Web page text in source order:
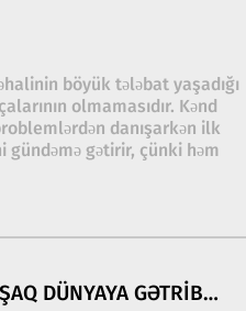
böyük tələbat yaşadığı
olmamasıdır. Kənd
danışarkən ilk
gündəmə gətirir, çünki həm
DÜNYAYA GƏTRIB…